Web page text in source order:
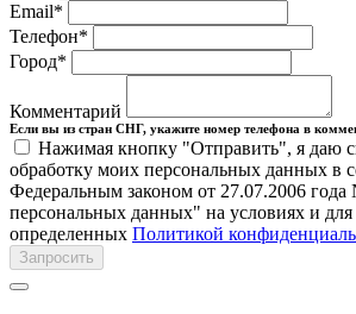
Email*
Телефон*
Город*
Комментарий
Если вы из стран СНГ, укажите номер телефона в
Нажимая кнопку "Отправить", я даю
обработку моих персональных данных в
Федеральным законом от 27.07.2006
персональных данных" на условиях и для
определенных Политикой
Запросить